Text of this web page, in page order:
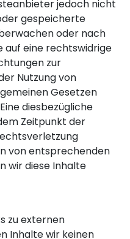
jedoch nicht
gespeicherte
oder nach
auf eine rechtswidrige
zur
Nutzung von
Gesetzen
diesbezügliche
Zeitpunkt der
von entsprechenden
wir diese Inhalte
zu externen
Inhalte wir keinen